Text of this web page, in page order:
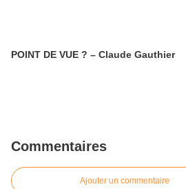
POINT DE VUE ? – Claude Gauthier
Commentaires
Ajouter un commentaire